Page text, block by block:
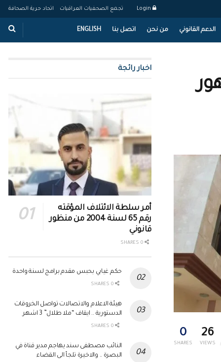
تجمع الصحفيات العراقيات اتحاد حرية الصحافة
الدعم القانوني من نحن اتصل بنا ENGLISH
0
SHARES
26
VIEWS
اخبار رائجة
أمر سلطة الائتلاف المؤقته
رقم 65 لسنة 2004 من منظور
قانوني
حكم غيابي بحبس مقدم برامج لسنة واحدة
هيئة الاعلام والاتصالات تواصل الخروقات
الدستورية .. ايقاف “ملا طلال” 3 اشهر
النائب مصطفى سند يهاجم مدير قناة في
البصرة .. والاخيرة تلجأ الى القضاء